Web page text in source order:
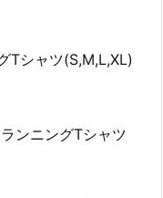
Tシャツ(S,M,L,XL)
ンニングTシャツ